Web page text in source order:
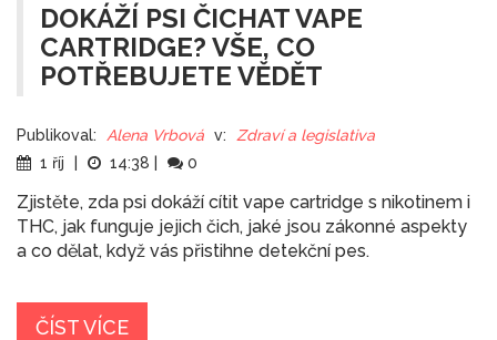
DOKÁŽÍ PSI ČICHAT VAPE
CARTRIDGE? VŠE, CO
POTŘEBUJETE VĚDĚT
Publikoval: Alena Vrbová v:
Zdraví a legislativa
1 říj
14:38 0
Zjistěte, zda psi dokáží cítit vape cartridge s nikotinem i
THC, jak funguje jejich čich, jaké jsou zákonné aspekty
a co dělat, když vás přistihne detekční pes.
ČÍST VÍCE